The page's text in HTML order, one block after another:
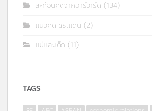
สะท้อนคิดจากฮาร์วาร์ด (134)
แนวคิด ดร.แดน (2)
แม่และเด็ก (11)
TAGS